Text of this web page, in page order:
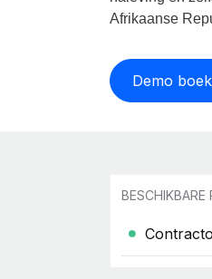
Afrikaanse
Demo
BESCHIKBARE